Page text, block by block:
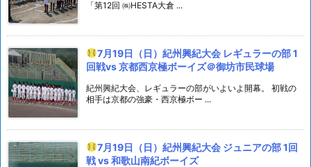
「第12回 ㈱HESTA大倉 ...
7月19日（日）紀州興紀大会 レギュラーの部 1
回戦vs 京都西京極ボーイズ＠御坊市民球場
紀州興紀大会、レギュラーの部がいよいよ開幕。 初戦の
相手は京都の強豪・西京極ボー ...
7月19日（日）紀州興紀大会 ジュニアの部 1回
戦 vs 和歌山南紀ボーイズ